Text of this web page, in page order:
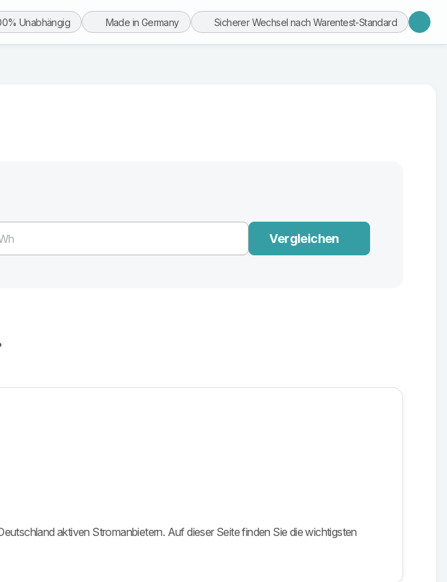
Unabhängig Made in Germany Sicherer Wechsel nach Warentest-Standard
Vergleichen
aktiven Stromanbietern. Auf dieser Seite finden Sie die wichtigsten